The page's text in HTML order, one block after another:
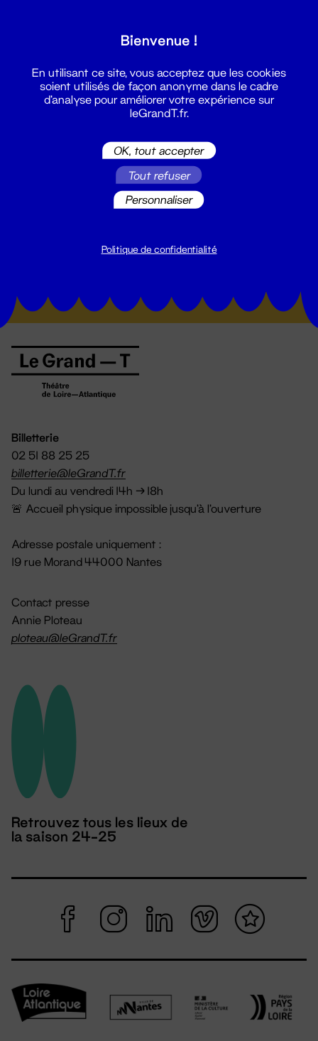
Billetterie
02 51 88 25 25
billetterie@leGrandT.fr
Du lundi au vendredi 14h → 18h
🚨 Accueil physique impossible jusqu'à l'ouverture
Adresse postale uniquement :
19 rue Morand 44000 Nantes
Contact presse
Annie Ploteau
ploteau@leGrandT.fr
Retrouvez tous les lieux de
la saison 24-25
Bienvenue !
En utilisant ce site, vous acceptez que les cookies
soient utilisés de façon anonyme dans le cadre
d'analyse pour améliorer votre expérience sur
leGrandT.fr.
OK, tout accepter
Tout refuser
Personnaliser
Politique de confidentialité